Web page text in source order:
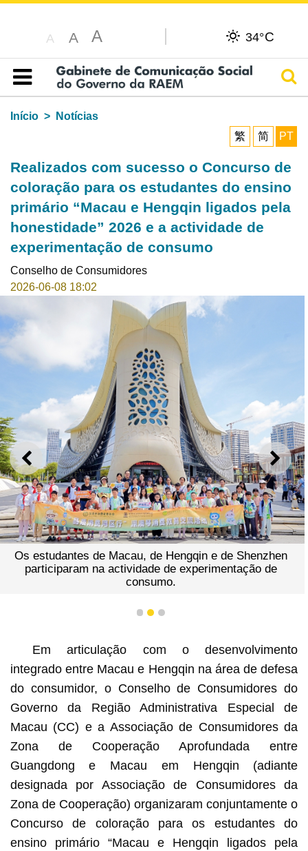
A A A 34°C
Índice
Início
Notícias
繁
简 PT
Realizados com sucesso o Concurso de
coloração para os estudantes do ensino
primário “Macau e Hengqin ligados pela
honestidade” 2026 e a actividade de
experimentação de consumo
Conselho de Consumidores
2026-06-08 18:02
ANTERIOR
Os estudantes de Macau, de Hengqin e de Shenzhen
participaram na actividade de experimentação de
consumo.
1 2 3
Em articulação com o desenvolvimento
integrado entre Macau e Hengqin na área de defesa
do consumidor, o Conselho de Consumidores do
Governo da Região Administrativa Especial de
Macau (CC) e a Associação de Consumidores da
Zona de Cooperação Aprofundada entre
Guangdong e Macau em Hengqin (adiante
designada por Associação de Consumidores da
Zona de Cooperação) organizaram conjuntamente o
Concurso de coloração para os estudantes do
ensino primário “Macau e Hengqin ligados pela